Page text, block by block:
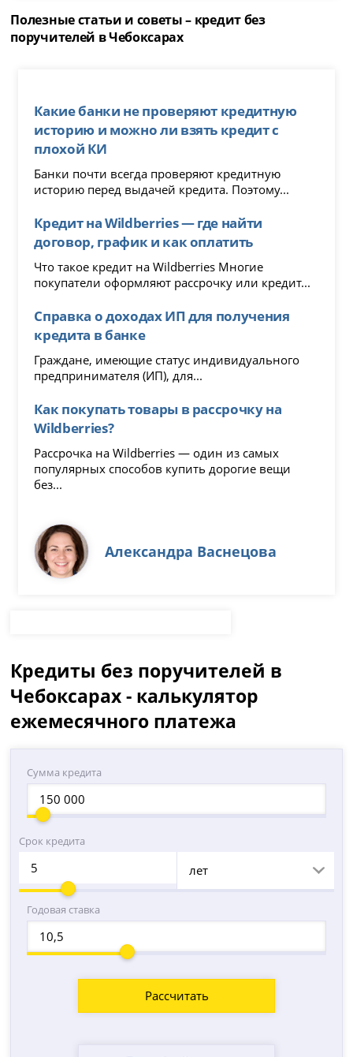
Полезные статьи и советы – кредит без
поручителей в Чебоксарах
Какие банки не проверяют кредитную
историю и можно ли взять кредит с
плохой КИ
Банки почти всегда проверяют кредитную
историю перед выдачей кредита. Поэтому...
Кредит на Wildberries — где найти
договор, график и как оплатить
Что такое кредит на Wildberries Многие
покупатели оформляют рассрочку или кредит...
Справка о доходах ИП для получения
кредита в банке
Граждане, имеющие статус индивидуального
предпринимателя (ИП), для...
Как покупать товары в рассрочку на
Wildberries?
Рассрочка на Wildberries — один из самых
популярных способов купить дорогие вещи
без...
Александра Васнецова
Кредиты без поручителей в
Чебоксарах - калькулятор
ежемесячного платежа
Сумма кредита
Срок кредита
лет
Годовая ставка
Рассчитать